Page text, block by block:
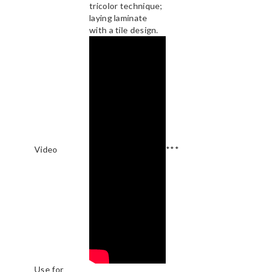
tricolor technique;
laying laminate
with a tile design.
Video ***
Use for